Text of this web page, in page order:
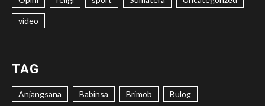
video
TAG
Anjangsana Babinsa Brimob Bulog